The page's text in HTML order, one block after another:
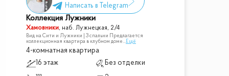
Коллекция Лужники
Хамовники, наб. Лужнецкая, 2/4
Вид на Сити и Лужники | 3 спальни Предлагается
коллекционная квартира в клубном доме...Ещё
4-комнатная квартира
16 этаж
Без отделки